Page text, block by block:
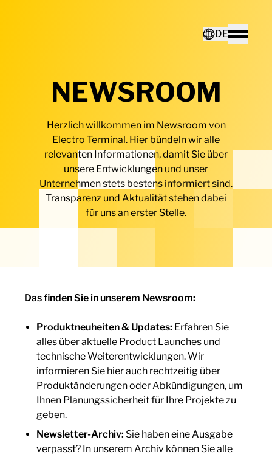
DE
Toggle
Deutsch
English
NEWSROOM
Herzlich willkommen im Newsroom von
Electro Terminal. Hier bündeln wir alle
relevanten Informationen, damit Sie über
unsere Entwicklungen und unser
Unternehmen stets bestens informiert sind.
Transparenz und Aktualität stehen dabei
für uns an erster Stelle.
Das finden Sie in unserem Newsroom:
Produktneuheiten & Updates: Erfahren Sie
alles über aktuelle Product Launches und
technische Weiterentwicklungen. Wir
informieren Sie hier auch rechtzeitig über
Produktänderungen oder Abkündigungen, um
Ihnen Planungssicherheit für Ihre Projekte zu
geben.
Newsletter-Archiv: Sie haben eine Ausgabe
verpasst? In unserem Archiv können Sie alle